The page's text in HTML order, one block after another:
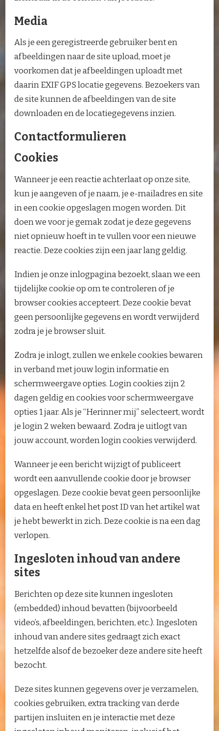
Media
Als je een geregistreerde gebruiker bent en
afbeeldingen naar de site upload, moet je
voorkomen dat je afbeeldingen uploadt met
daarin EXIF GPS locatie gegevens. Bezoekers van
de site kunnen de afbeeldingen van de site
downloaden en de locatiegegevens inzien.
Contactformulieren
Cookies
Wanneer je een reactie achterlaat op onze site,
kun je aangeven of je naam, je e-mailadres en site
in een cookie opgeslagen mogen worden. Dit
doen we voor je gemak zodat je deze gegevens
niet opnieuw hoeft in te vullen voor een nieuwe
reactie. Deze cookies zijn een jaar lang geldig.
Indien je onze inlogpagina bezoekt, slaan we een
tijdelijke cookie op om te controleren of je
browser cookies accepteert. Deze cookie bevat
geen persoonlijke gegevens en wordt verwijderd
zodra je je browser sluit.
Zodra je inlogt, zullen we enkele cookies bewaren
in verband met jouw login informatie en
schermweergave opties. Login cookies zijn 2
dagen geldig en cookies voor schermweergave
opties 1 jaar. Als je “Herinner mij” selecteert, wordt
je login 2 weken bewaard. Zodra je uitlogt van
jouw account, worden login cookies verwijderd.
Wanneer je een bericht wijzigt of publiceert
wordt een aanvullende cookie door je browser
opgeslagen. Deze cookie bevat geen persoonlijke
data en heeft enkel het post ID van het artikel wat
je hebt bewerkt in zich. Deze cookie is na een dag
verlopen.
Ingesloten inhoud van andere
sites
Berichten op deze site kunnen ingesloten
(embedded) inhoud bevatten (bijvoorbeeld
video’s, afbeeldingen, berichten, etc.). Ingesloten
inhoud van andere sites gedraagt zich exact
hetzelfde alsof de bezoeker deze andere site heeft
bezocht.
Deze sites kunnen gegevens over je verzamelen,
cookies gebruiken, extra tracking van derde
partijen insluiten en je interactie met deze